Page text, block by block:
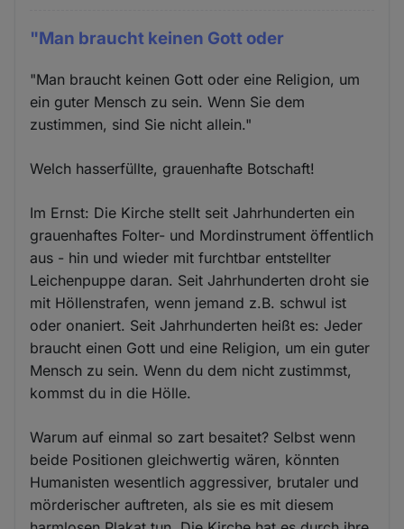
"Man braucht keinen Gott oder
"Man braucht keinen Gott oder eine Religion, um
ein guter Mensch zu sein. Wenn Sie dem
zustimmen, sind Sie nicht allein."
Welch hasserfüllte, grauenhafte Botschaft!
Im Ernst: Die Kirche stellt seit Jahrhunderten ein
grauenhaftes Folter- und Mordinstrument öffentlich
aus - hin und wieder mit furchtbar entstellter
Leichenpuppe daran. Seit Jahrhunderten droht sie
mit Höllenstrafen, wenn jemand z.B. schwul ist
oder onaniert. Seit Jahrhunderten heißt es: Jeder
braucht einen Gott und eine Religion, um ein guter
Mensch zu sein. Wenn du dem nicht zustimmst,
kommst du in die Hölle.
Warum auf einmal so zart besaitet? Selbst wenn
beide Positionen gleichwertig wären, könnten
Humanisten wesentlich aggressiver, brutaler und
mörderischer auftreten, als sie es mit diesem